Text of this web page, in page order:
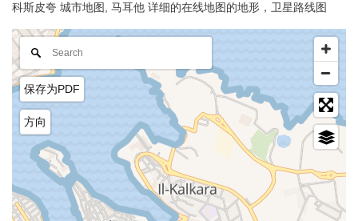
科斯皮夸 城市地图, 马耳他 详细的在线地图的地形，卫星路线图
保存为PDF
方向